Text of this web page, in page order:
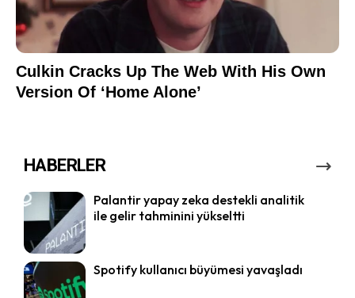
HABERLER
Palantir yapay zeka destekli analitik
ile gelir tahminini yükseltti
Spotify kullanıcı büyümesi yavaşladı